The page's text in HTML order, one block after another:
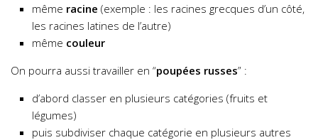
même racine (exemple : les racines grecques d’un côté,
les racines latines de l’autre)
même couleur
On pourra aussi travailler en “poupées russes” :
d’abord classer en plusieurs catégories (fruits et
légumes)
puis subdiviser chaque catégorie en plusieurs autres